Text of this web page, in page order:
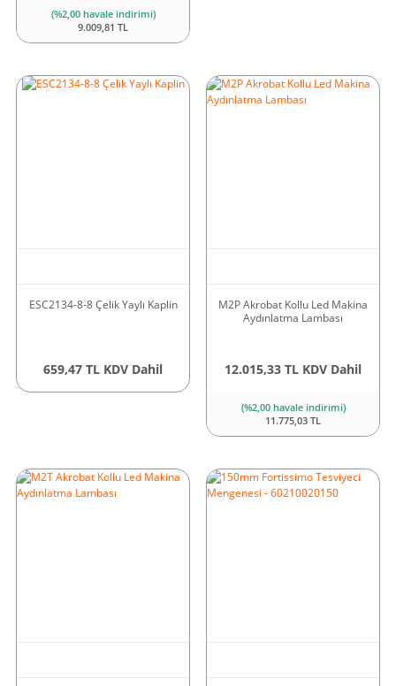
(%2,00 havale indirimi)
9.009,81 TL
ESC2134-8-8 Çelik Yaylı Kaplin
659,47 TL KDV Dahil
M2P Akrobat Kollu Led Makina
Aydınlatma Lambası
12.015,33 TL KDV Dahil
(%2,00 havale indirimi)
11.775,03 TL